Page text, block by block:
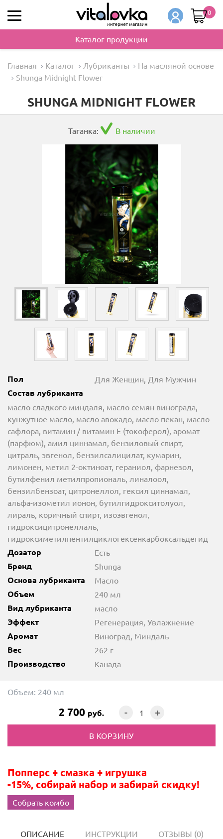
0
Каталог продукции
Главная Каталог Лубриканты
На масляной основе
Shunga Midnight Flower
SHUNGA MIDNIGHT FLOWER
Таганка: В наличии
Пол Для Женщин, Для Мужчин
Состав лубриканта
масло сладкого миндаля, масло семян винограда,
кунжутное масло, масло авокадо, масло пекан, масло
сафлора, витамин / витамин Е (токоферол), аромат
(парфюм), амил циннамал, бензиловый спирт,
цитраль, эвгенол, бензилсалицилат, кумарин,
лимонен, метил 2-октиноат, гераниол, фарнезол,
бутилфенил метилпропиональ, линалоол,
бензилбензоат, цитронеллол, гексил циннамал,
альфа-изометил ионон, бутилгидрокситолуол,
лираль, коричный спирт, изоэвгенол,
гидроксицитронеллаль,
гидроксиметилпентилциклогексенкарбоксальдегид
Дозатор Есть
Бренд Shunga
Основа лубриканта Масло
Объем 240 мл
Вид лубриканта масло
Эффект Регенерация, Увлажнение
Аромат Виноград, Миндаль
Вес 262 г
Производство Канада
Объем: 240 мл
2 700 руб. - +
Попперс + смазка + игрушка
-15%, собирай набор и забирай скидку!
Собрать комбо
ОПИСАНИЕ ИНСТРУКЦИИ ОТЗЫВЫ (0)